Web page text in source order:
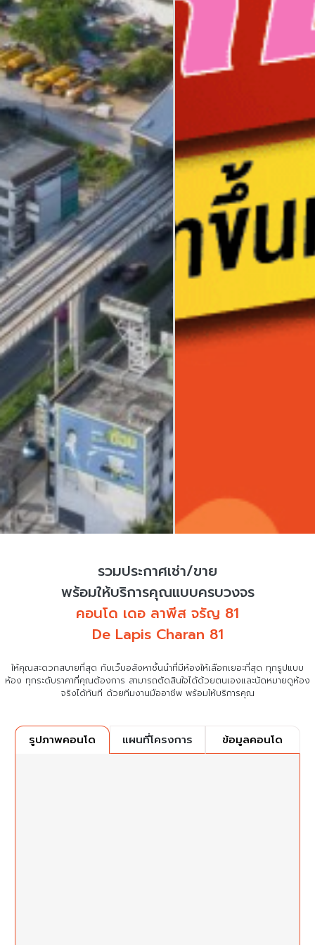
รวมประกาศเช่า/ขาย
พร้อมให้บริการคุณแบบครบวงจร
คอนโด เดอ ลาพีส จรัญ 81
De Lapis Charan 81
ให้คุณสะดวกสบายที่สุด กับเว็บอสังหาชั้นนำที่มีห้องให้เลือกเยอะที่สุด ทุกรูปแบบ
ห้อง ทุกระดับราคาที่คุณต้องการ สามารถตัดสินใจได้ด้วยตนเองและนัดหมายดูห้อง
จริงได้ทันที ด้วยทีมงานมืออาชีพ พร้อมให้บริการคุณ
รูปภาพคอนโด แผนที่โครงการ ข้อมูลคอนโด